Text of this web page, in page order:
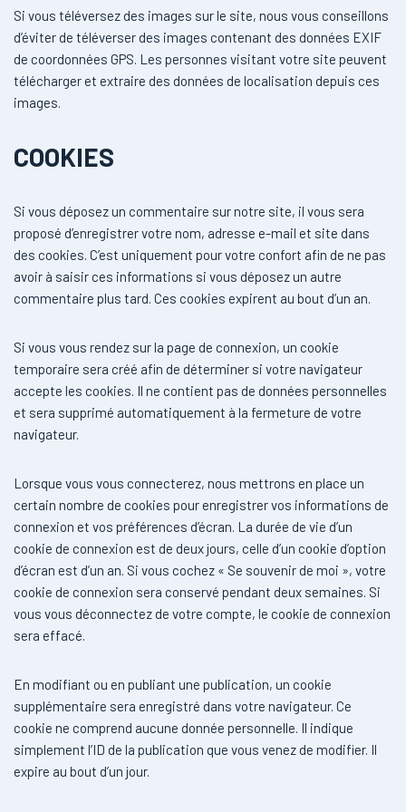
Si vous téléversez des images sur le site, nous vous conseillons
d’éviter de téléverser des images contenant des données EXIF
de coordonnées GPS. Les personnes visitant votre site peuvent
télécharger et extraire des données de localisation depuis ces
images.
COOKIES
Si vous déposez un commentaire sur notre site, il vous sera
proposé d’enregistrer votre nom, adresse e-mail et site dans
des cookies. C’est uniquement pour votre confort afin de ne pas
avoir à saisir ces informations si vous déposez un autre
commentaire plus tard. Ces cookies expirent au bout d’un an.
Si vous vous rendez sur la page de connexion, un cookie
temporaire sera créé afin de déterminer si votre navigateur
accepte les cookies. Il ne contient pas de données personnelles
et sera supprimé automatiquement à la fermeture de votre
navigateur.
Lorsque vous vous connecterez, nous mettrons en place un
certain nombre de cookies pour enregistrer vos informations de
connexion et vos préférences d’écran. La durée de vie d’un
cookie de connexion est de deux jours, celle d’un cookie d’option
d’écran est d’un an. Si vous cochez « Se souvenir de moi », votre
cookie de connexion sera conservé pendant deux semaines. Si
vous vous déconnectez de votre compte, le cookie de connexion
sera effacé.
En modifiant ou en publiant une publication, un cookie
supplémentaire sera enregistré dans votre navigateur. Ce
cookie ne comprend aucune donnée personnelle. Il indique
simplement l’ID de la publication que vous venez de modifier. Il
expire au bout d’un jour.